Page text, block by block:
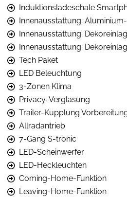
Induktionsladeschale
Innenausstattung:
Innenausstattung:
Innenausstattung:
Tech Paket
LED Beleuchtung
3-Zonen Klima
Privacy-Verglasung
Trailer-Kupplung
Allradantrieb
7-Gang S-tronic
LED-Scheinwerfer
LED-Heckleuchten
Coming-Home-Funktion
Leaving-Home-Funktion